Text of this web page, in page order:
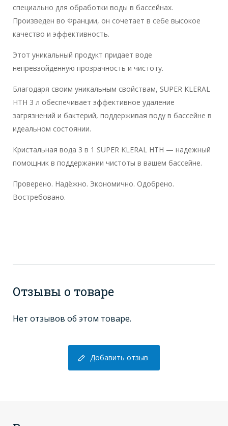
специально для обработки воды в бассейнах.
Произведен во Франции, он сочетает в себе высокое
качество и эффективность.
Этот уникальный продукт придает воде
непревзойденную прозрачность и чистоту.
Благодаря своим уникальным свойствам, SUPER KLERAL
HTH 3 л обеспечивает эффективное удаление
загрязнений и бактерий, поддерживая воду в бассейне в
идеальном состоянии.
Кристальная вода 3 в 1 SUPER KLERAL HTH — надежный
помощник в поддержании чистоты в вашем бассейне.
Проверено. Надёжно. Экономично. Одобрено.
Востребовано.
Отзывы о товаре
Нет отзывов об этом товаре.
Добавить отзыв